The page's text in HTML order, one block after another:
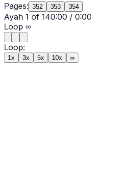
Pages: 352 353 354
Ayah 1 of 140:00 / 0:00
Loop ∞
Loop:
1x 3x 5x 10x ∞